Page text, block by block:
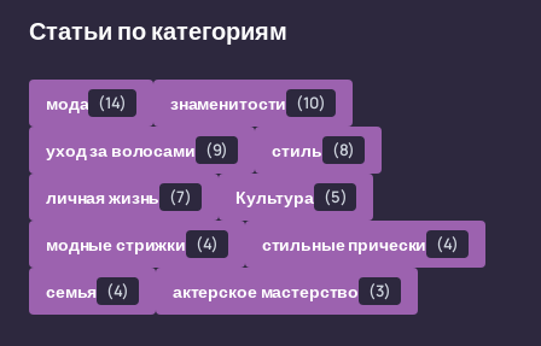
Статьи по категориям
мода (14) знаменитости (10)
уход за волосами (9) стиль (8)
личная жизнь (7) Культура (5)
модные стрижки (4) стильные прически (4)
семья (4) актерское мастерство (3)